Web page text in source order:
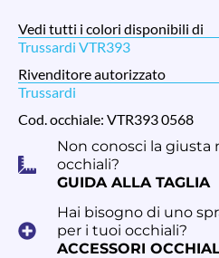
Vedi tutti i colori disponibili di
Trussardi VTR393
Rivenditore autorizzato
Trussardi
Cod. occhiale: VTR393 0568
Non conosci la giusta
occhiali?
GUIDA ALLA TAGLIA
Hai bisogno di uno
per i tuoi occhiali?
ACCESSORI